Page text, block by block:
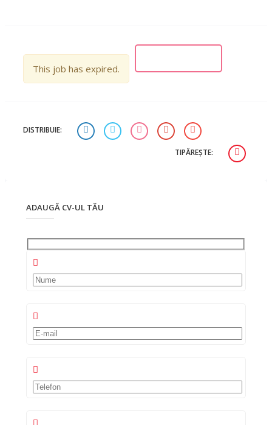
This job has expired.
DISTRIBUIE:
TIPĂREȘTE:
ADAUGĂ CV-UL TĂU